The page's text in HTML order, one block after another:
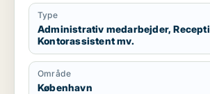
Type
Administrativ medarbejder,
Kontorassistent mv.
Område
København